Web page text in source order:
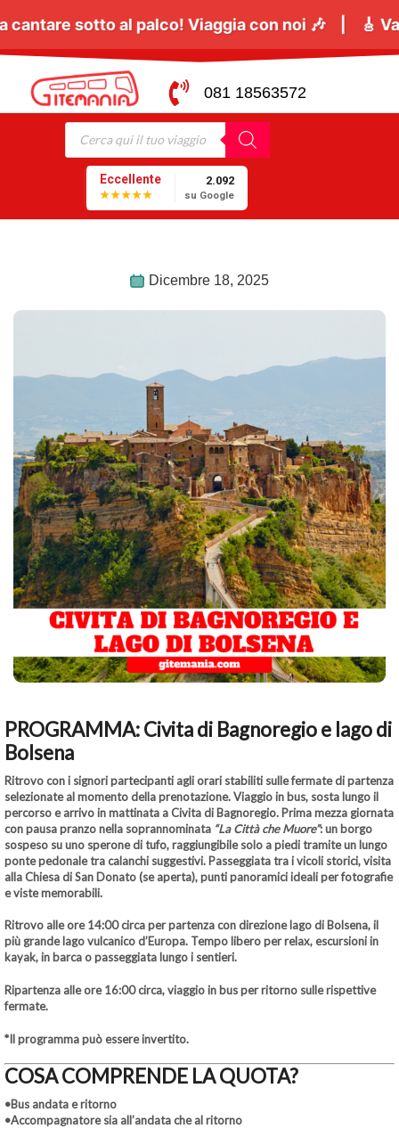
Giugnotutti a cantare sotto al palco! Viaggia
081 18563572
Eccellente
★★★★★
2.092
su Google
Dicembre 18, 2025
PROGRAMMA: Civita di Bagnoregio e lago di
Bolsena
Ritrovo con i signori partecipanti agli orari stabiliti sulle fermate di partenza
selezionate al momento della prenotazione. Viaggio in bus, sosta lungo il
percorso e arrivo in mattinata a Civita di Bagnoregio. Prima mezza giornata
con pausa pranzo nella soprannominata “La Città che Muore”: un borgo
sospeso su uno sperone di tufo, raggiungibilesolo a piedi tramite un lungo
ponte pedonaletra calanchi suggestivi. Passeggiata tra i vicoli storici, visita
alla Chiesa di San Donato (se aperta), punti panoramici ideali per fotografie
e viste memorabili.
Ritrovo alle ore 14:00 circa per partenza con direzione lago di Bolsena, il
più grande lago vulcanico d’Europa. Tempo libero per relax, escursioni in
kayak, in barca o passeggiata lungo i sentieri.
Ripartenza alle ore 16:00 circa, viaggio in bus per ritorno sulle rispettive
fermate.
*Il programma può essere invertito.
COSA COMPRENDE LA QUOTA?
•Bus andata e ritorno
•Accompagnatore sia all’andata che al ritorno